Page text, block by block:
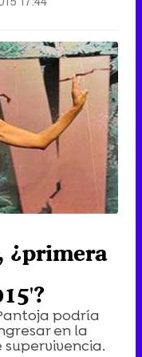
¿primera
podría
en la